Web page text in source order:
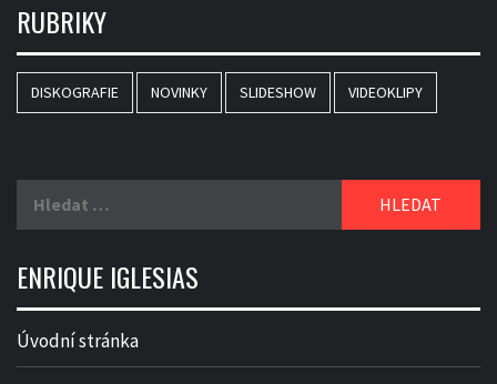
RUBRIKY
DISKOGRAFIE NOVINKY SLIDESHOW VIDEOKLIPY
ENRIQUE IGLESIAS
Úvodní stránka